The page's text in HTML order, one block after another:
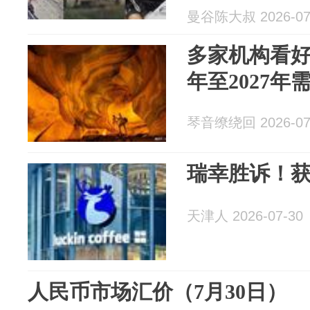
曼谷陈大叔 2026-
多家机构看
年至2027年
琴音缭绕回 2026-
瑞幸胜诉！
天津人 2026-07-30
人民币市场汇价（7月30日）